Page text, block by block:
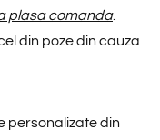
plasa comanda.
din poze din cauza
personalizate din